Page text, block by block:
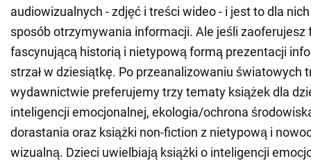
audiowizualnych - zdjęć i treści wideo - i jest to dla
sposób otrzymywania informacji. Ale jeśli zaoferujesz
fascynującą historią i nietypową formą prezentacji
strzał w dziesiątkę. Po przeanalizowaniu światowych
wydawnictwie preferujemy trzy tematy książek dla
inteligencji emocjonalnej, ekologia/ochrona
dorastania oraz książki non-fiction z nietypową i
wizualną. Dzieci uwielbiają książki o inteligencji